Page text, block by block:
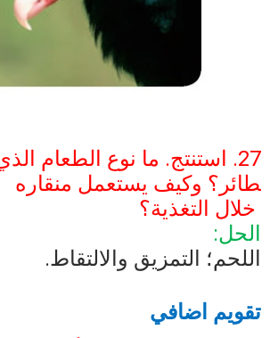
27. استنتج. ما نوع الطعام
طائر؟ وكيف يستعمل منقاره
خلال التغذية؟
الحل:
اللحم؛ التمزيق والالتقاط.
تقويم اضافي